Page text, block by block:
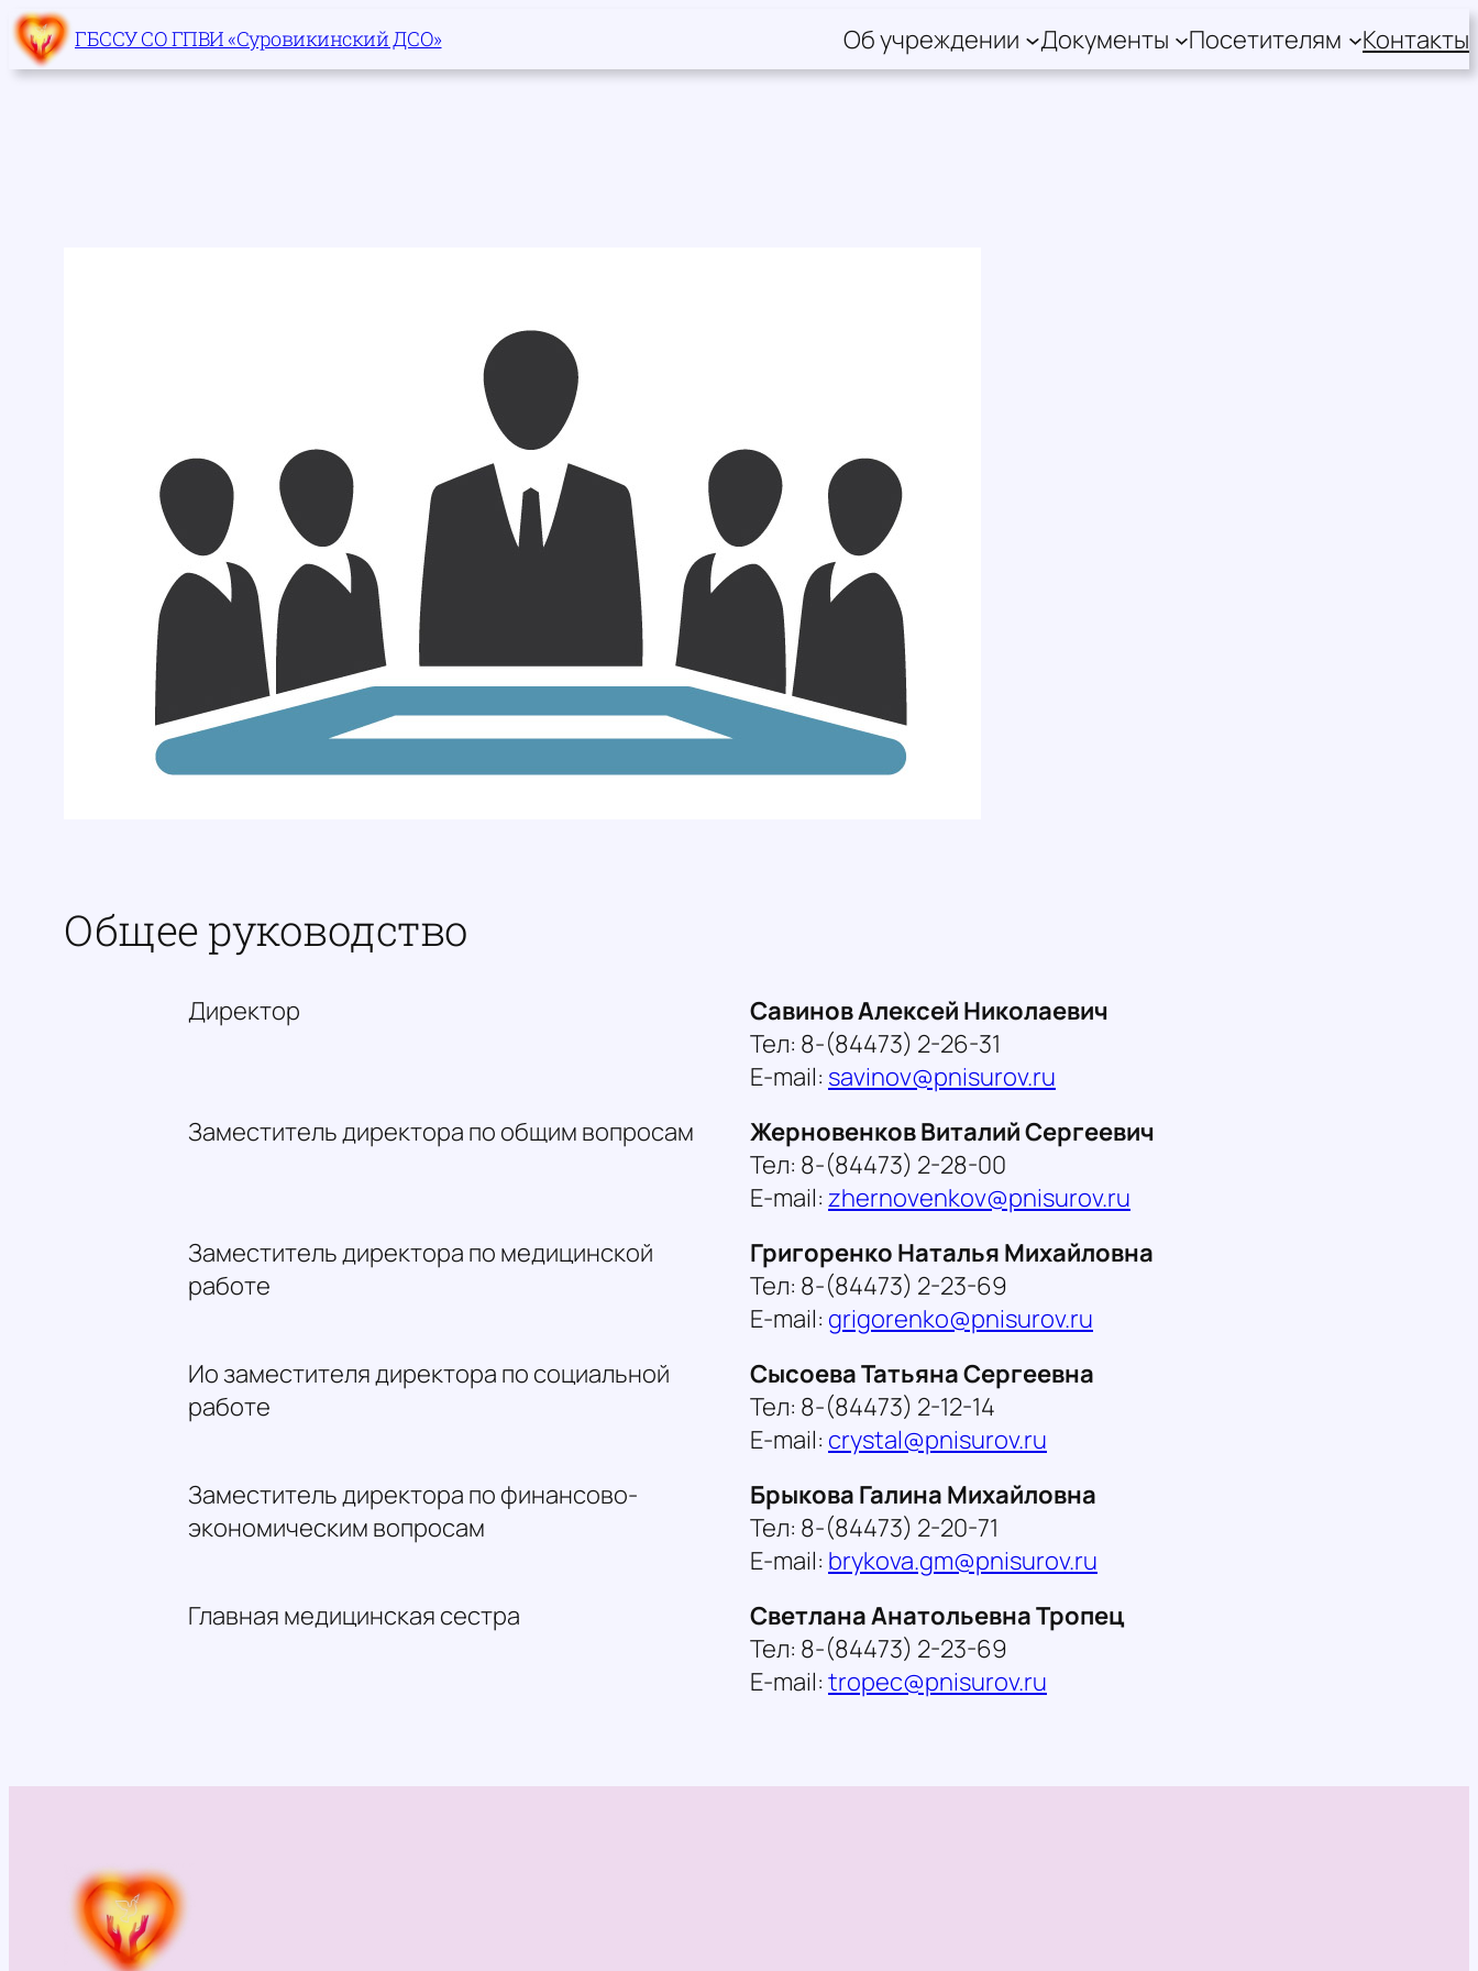
Перейти
к
ГБССУ СО ГПВИ «Суровикинский ДСО» Об учреждении Документы Посетителям Контакты
Общее руководство
Директор
Савинов Алексей Николаевич
Тел: 8-(84473) 2-26-31
E-mail: savinov@pnisurov.ru
Заместитель директора по общим вопросам
Жерновенков Виталий Сергеевич
Тел: 8-(84473) 2-28-00
E-mail: zhernovenkov@pnisurov.ru
Заместитель директора по медицинской
работе
Григоренко Наталья Михайловна
Тел: 8-(84473) 2-23-69
E-mail: grigorenko@pnisurov.ru
Ио заместителя директора по социальной
работе
Сысоева Татьяна Сергеевна
Тел: 8-(84473) 2-12-14
E-mail: crystal@pnisurov.ru
Заместитель директора по финансово-
экономическим вопросам
Брыкова Галина Михайловна
Тел: 8-(84473) 2-20-71
E-mail: brykova.gm@pnisurov.ru
Главная медицинская сестра
Светлана Анатольевна Тропец
Тел: 8-(84473) 2-23-69
E-mail: tropec@pnisurov.ru